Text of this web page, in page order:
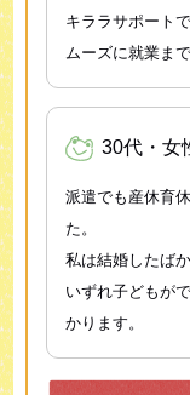
キララサポート
ムーズに就業ま
30代・女
派遣でも産休育
た。
私は結婚したば
いずれ子どもが
かります。